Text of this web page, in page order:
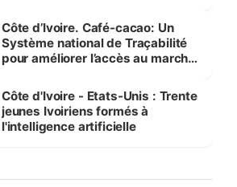
Côte d’Ivoire. Café-cacao: Un
Système national de Traçabilité
pour améliorer l’accès au marché
Côte d'Ivoire - Etats-Unis : Trente
jeunes Ivoiriens formés à
l'intelligence artificielle